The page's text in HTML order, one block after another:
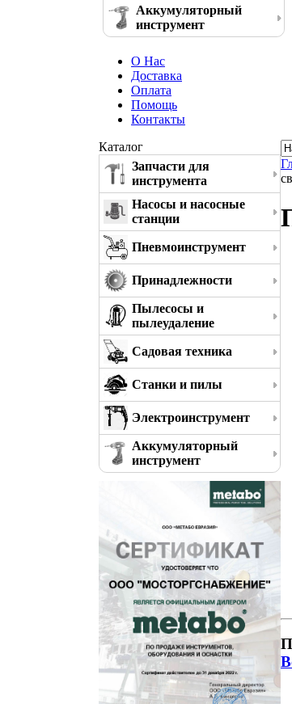
Аккумуляторный
инструмент
О Нас
Доставка
Оплата
Помощь
Контакты
Каталог
Запчасти для
инструмента
Насосы и насосные
станции
Пневмоинструмент
Принадлежности
Пылесосы и
пылеудаление
Садовая техника
Станки и пилы
Электроинструмент
Аккумуляторный
инструмент